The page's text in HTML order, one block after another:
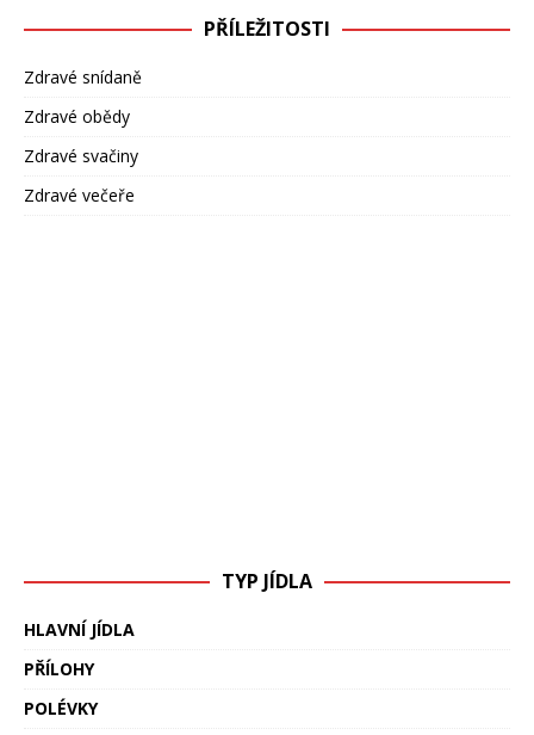
PŘÍLEŽITOSTI
Zdravé snídaně
Zdravé obědy
Zdravé svačiny
Zdravé večeře
TYP JÍDLA
HLAVNÍ JÍDLA
PŘÍLOHY
POLÉVKY